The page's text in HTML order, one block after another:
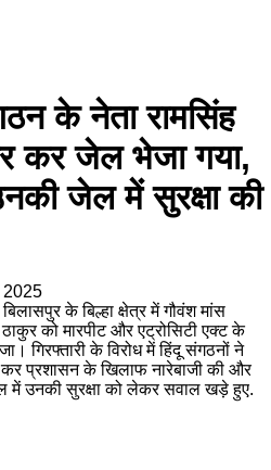
के नेता रामसिंह
कर जेल भेजा गया,
जेल में सुरक्षा की
2025
के बिल्हा क्षेत्र में गौवंश मांस
को मारपीट और एट्रोसिटी एक्ट के
गिरफ्तारी के विरोध में हिंदू संगठनों ने
प्रशासन के खिलाफ नारेबाजी की और
में उनकी सुरक्षा को लेकर सवाल खड़े हुए.